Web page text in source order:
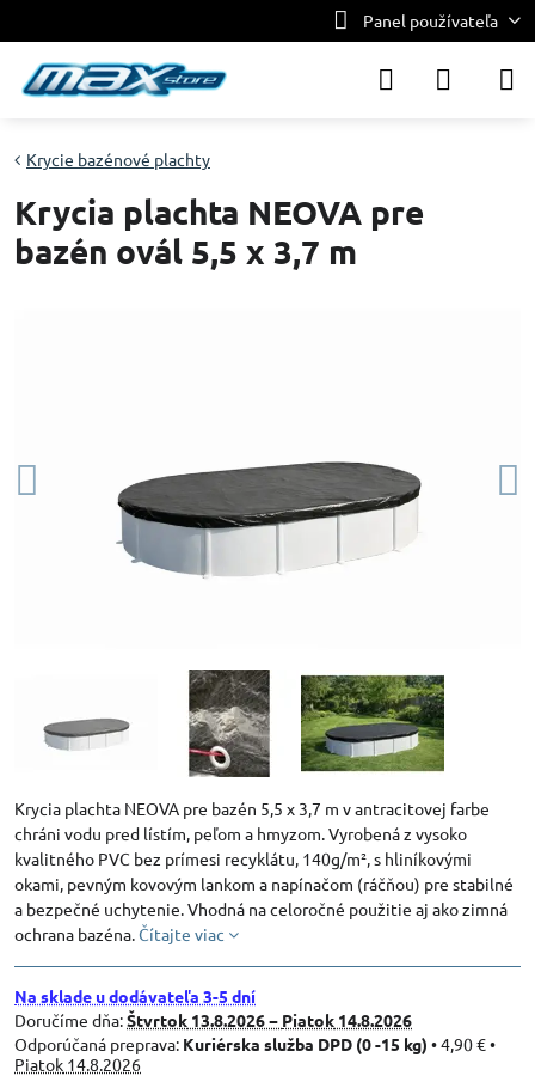
Panel používateľa
Krycie bazénové plachty
Krycia plachta NEOVA pre
bazén ovál 5,5 x 3,7 m
Krycia plachta NEOVA pre bazén 5,5 x 3,7 m v antracitovej farbe
chráni vodu pred lístím, peľom a hmyzom. Vyrobená z vysoko
kvalitného PVC bez prímesi recyklátu, 140g/m², s hliníkovými
okami, pevným kovovým lankom a napínačom (ráčňou) pre stabilné
a bezpečné uchytenie. Vhodná na celoročné použitie aj ako zimná
ochrana bazéna.Čítajte viac
Na sklade u dodávateľa 3-5 dní
Doručíme dňa:Štvrtok 13.8.2026 − Piatok 14.8.2026
Kuriérska služba DPD (0 -15 kg) •4,90 €•
Piatok 14.8.2026